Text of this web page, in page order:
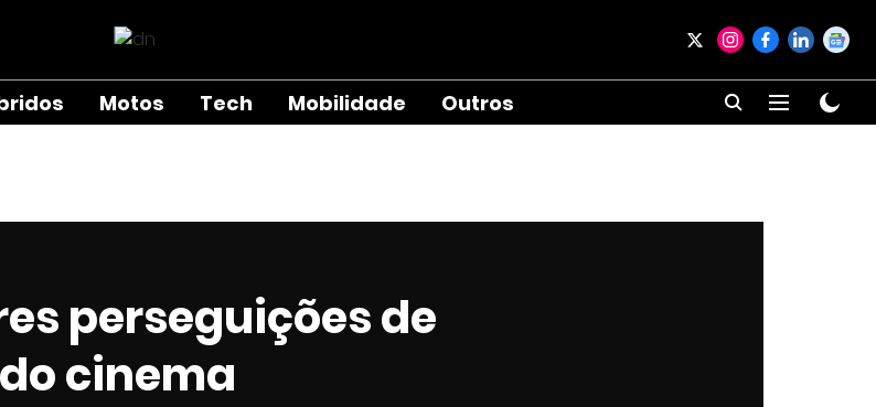
Motos Tech Mobilidade Outros
perseguições de
cinema